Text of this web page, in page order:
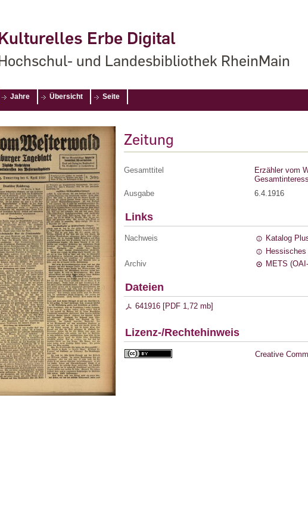
Erbe Digital
und Landesbibliothek RheinMain
Jahre Übersicht Seite
Zeitung
Gesamttitel
Erzähler vom
Ausgabe
6.4.1916
Links
Nachweis
Katalog
Archiv
METS
Dateien
641916 [PDF 1,72 mb]
Lizenz-/Rechtehinweis
Creative